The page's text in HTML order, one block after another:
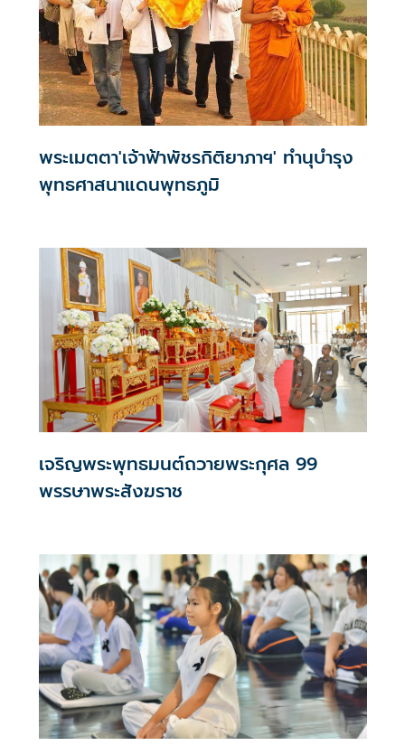
พระเมตตา'เจ้าฟ้าพัชรกิติยาภาฯ' ทำนุบำรุง
พุทธศาสนาแดนพุทธภูมิ
เจริญพระพุทธมนต์ถวายพระกุศล 99
พรรษาพระสังฆราช